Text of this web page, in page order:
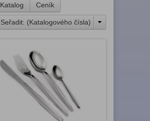
Katalog Ceník
Seřadit: (Katalogového čísla)